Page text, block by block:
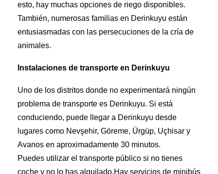
esto, hay muchas opciones de riego disponibles.
También, numerosas familias en Derinkuyu están
entusiasmadas con las persecuciones de la cría de
animales.
Instalaciones de transporte en Derinkuyu
Uno de los distritos donde no experimentará ningún
problema de transporte es Derinkuyu. Si está
conduciendo, puede llegar a Derinkuyu desde
lugares como Nevşehir, Göreme, Ürgüp, Uçhisar y
Avanos en aproximadamente 30 minutos.
Puedes utilizar el transporte público si no tienes
coche y no lo has alquilado.Hay servicios de minibús